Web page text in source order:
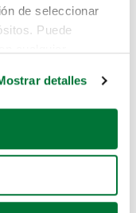
de seleccionar
Puede
geográfica
activamente
(huellas
detalles
estás